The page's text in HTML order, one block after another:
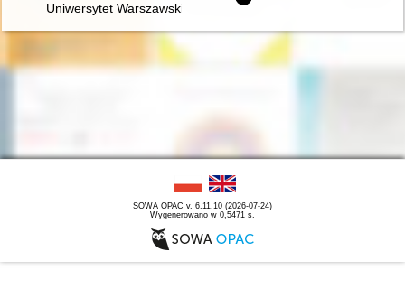
Uniwersytet Warszawski i młody Chopin
SOWA OPAC v. 6.11.10 (2026-07-24)
Wygenerowano w 0,5471 s.